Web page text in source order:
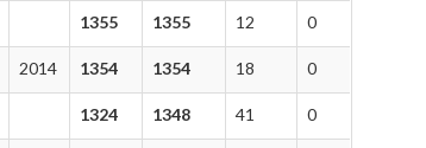
1355 1355 12 0
2014 1354 1354 18 0
1324 1348 41 0